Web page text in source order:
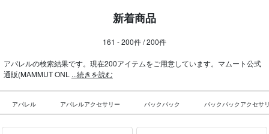
新着商品
161 - 200件 / 200件
アパレルの検索結果です。現在200アイテムをご用意しています。マムート公式
通販(MAMMUT ONL ...続きを読む
アパレル アパレルアクセサリー バックパック バックパックアクセサ